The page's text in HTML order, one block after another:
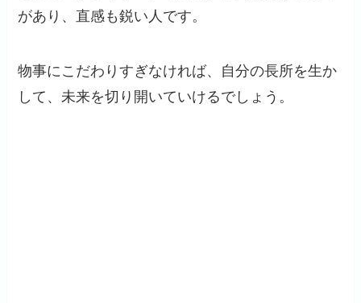
があり、直感も鋭い人です。
物事にこだわりすぎなければ、自分の長所を生か
して、未来を切り開いていけるでしょう。